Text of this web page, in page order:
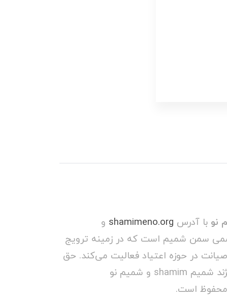
نو با آدرس shamimeno.org و
سمن شمیم است که در زمینه ترویج
صیانت در حوزه اعتیاد فعالیت می‌کند. حق
مالکیت و کپی رایت برند/ویژند شمیم shamim و شمیم نو